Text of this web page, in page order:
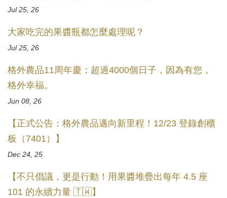
Jul 25, 26
大家吃完的果醬瓶都怎麼處理呢？
Jul 25, 26
格外農品11周年慶：超過4000個日子，因為有您，
格外幸福。
Jun 08, 26
【正式公告：格外農品邁向新里程！12/23 登錄創櫃
板（7401）】
Dec 24, 25
【不只倡議，更是行動！用果醬堆疊出每年 4.5 座
101 的永續力量 🇹🇼】